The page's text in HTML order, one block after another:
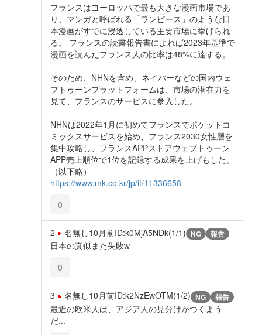
フランスはヨーロッパで最も大きな漫画市場であ
り、マンガと呼ばれる「ワンピース」のような日
本漫画がすでに浸透している主要市場に挙げられ
る。 フランスの読書報告書によれば2023年基準で
漫画を読んだフランス人の比率は48%に達する。
そのため、NHNを含め、ネイバーなどの国内ウェ
ブトゥーンプラットフォームは、市場の潜在力を
見て、フランスのサービスに参入した。
NHNは2022年1月に初めてフランスでポケットコ
ミックスサービスを始め、フランス2030女性層を
集中攻略し、フランスAPPストアウェブトゥーン
APP売上順位で1位を記録する成果を上げもした。
（以下略）
https://www.mk.co.kr/jp/it/11336658
0
2 名無し10月前ID:k0MjA5NDk(1/1) NG 報告
日本の真似また失敗w
0
3 名無し10月前ID:k2NzEwOTM(1/2) NG 報告
最近の欧米人は、アジア人の見分けがつくよう
だ...